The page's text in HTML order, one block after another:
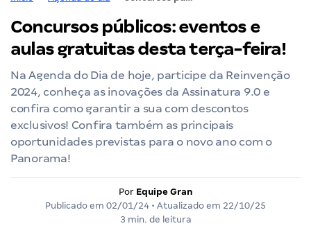
Concursos públicos: eventos e
aulas gratuitas desta terça-feira!
Na Agenda do Dia de hoje, participe da Reinvenção
2024, conheça as inovações da Assinatura 9.0 e
confira como garantir a sua com descontos
exclusivos! Confira também as principais
oportunidades previstas para o novo ano com o
Panorama!
Por Equipe Gran
Publicado em 02/01/24 • Atualizado em 22/10/25
3 min. de leitura